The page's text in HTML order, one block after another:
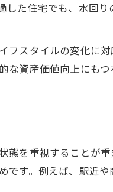
将来設計に与える影
リノベーション物件
気のリノベーション
る不動産売買の秘訣
わせた不動産売買の
た住宅でも、水回
スタイルの変化に
資産価値向上にも
を重視することが
す。例えば、駅近